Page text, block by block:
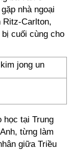
nhà ngoại
Ritz-Carlton,
cuối cùng cho
học tại Trung
từng làm
giữa Triều